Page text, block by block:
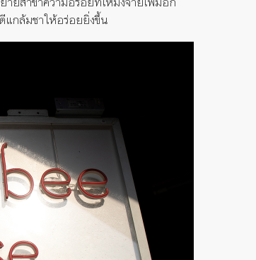
แกล้มชาให้อร่อยยิ่งขึ้น